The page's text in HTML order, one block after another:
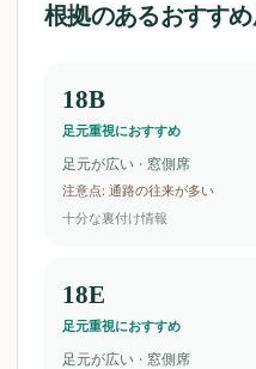
根拠のあるおすす
18B
足元重視におすすめ
足元が広い · 窓側席
注意点: 通路の往来が多い
十分な裏付け情報
18E
足元重視におすすめ
足元が広い · 窓側席